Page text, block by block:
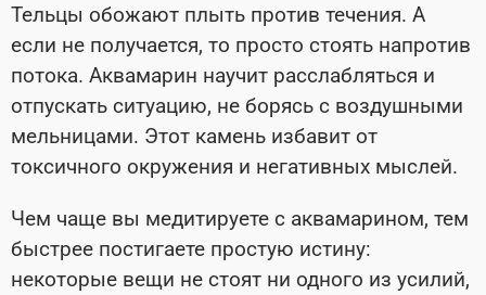
Тельцы обожают плыть против течения. А
если не получается, то просто стоять напротив
потока. Аквамарин научит расслабляться и
отпускать ситуацию, не борясь с воздушными
мельницами. Этот камень избавит от
токсичного окружения и негативных мыслей.
Чем чаще вы медитируете с аквамарином, тем
быстрее постигаете простую истину:
некоторые вещи не стоят ни одного из усилий,